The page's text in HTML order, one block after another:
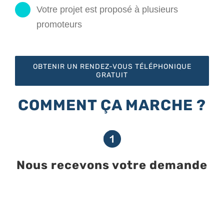
Votre projet est proposé à plusieurs
promoteurs
OBTENIR UN RENDEZ-VOUS TÉLÉPHONIQUE
GRATUIT
COMMENT ÇA MARCHE ?
Nous recevons votre demande